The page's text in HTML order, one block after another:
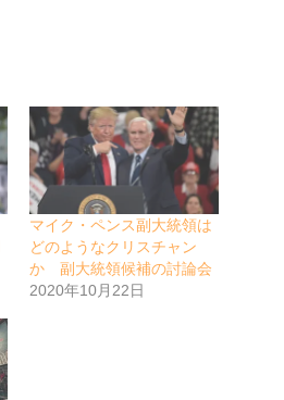
マイク・ペンス副大統領は
どのようなクリスチャン
か 副大統領候補の討論会
2020年10月22日